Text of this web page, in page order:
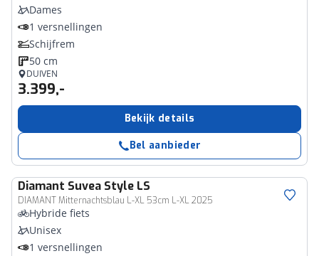
Dames
1 versnellingen
Schijfrem
50 cm
DUIVEN
3.399,-
Bekijk details
Bel aanbieder
Diamant Suvea Style LS
DIAMANT Mitternachtsblau L-XL 53cm L-XL 2025
Hybride fiets
Unisex
1 versnellingen